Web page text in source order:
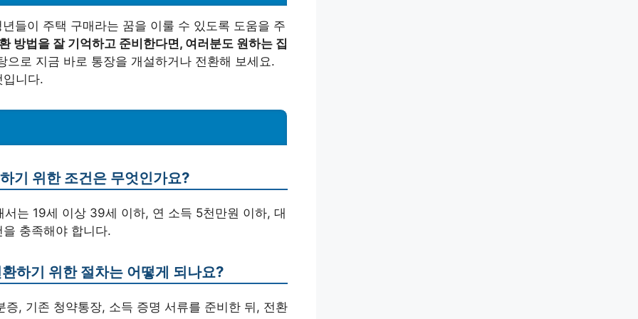
들이 주택 구매라는 꿈을 이룰 수 있도록 도움을 주
방법을 잘 기억하고 준비한다면, 여러분도 원하는 집
으로 지금 바로 통장을 개설하거나 전환해 보세요.
니다.
기 위한 조건은 무엇인가요?
는 19세 이상 39세 이하, 연 소득 5천만원 이하, 대
충족해야 합니다.
하기 위한 절차는 어떻게 되나요?
, 기존 청약통장, 소득 증명 서류를 준비한 뒤, 전환